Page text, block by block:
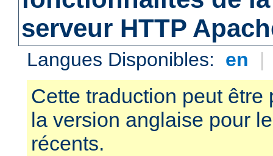
serveur HTTP
Langues Disponibles: en |
Cette traduction peut être
la version anglaise pour
récents.